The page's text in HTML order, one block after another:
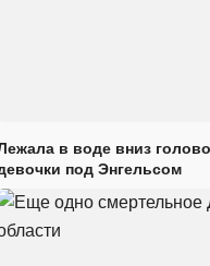
в воде вниз
под Энгельсом